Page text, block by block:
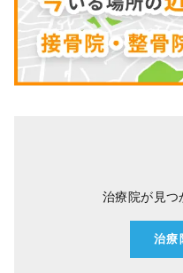
治療院が見つ
治療